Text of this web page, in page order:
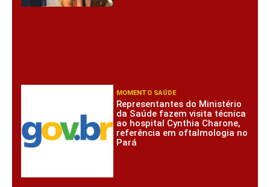
MOMENTO SAÚDE
Representantes do Ministério
da Saúde fazem visita técnica
ao hospital Cynthia Charone,
referência em oftalmologia no
Pará